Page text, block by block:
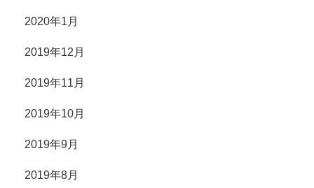
2020年1月
2019年12月
2019年11月
2019年10月
2019年9月
2019年8月